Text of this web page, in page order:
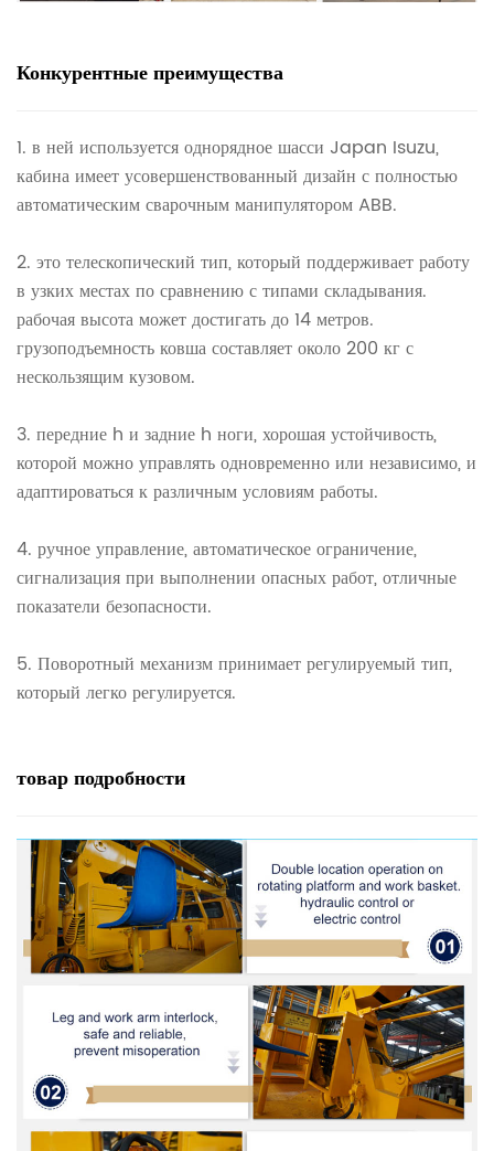
Конкурентные преимущества
1. в ней используется однорядное шасси Japan Isuzu,
кабина имеет усовершенствованный дизайн с полностью
автоматическим сварочным манипулятором ABB.
2. это телескопический тип, который поддерживает работу
в узких местах по сравнению с типами складывания.
рабочая высота может достигать до 14 метров.
грузоподъемность ковша составляет около 200 кг с
нескользящим кузовом.
3. передние h и задние h ноги, хорошая устойчивость,
которой можно управлять одновременно или независимо, и
адаптироваться к различным условиям работы.
4. ручное управление, автоматическое ограничение,
сигнализация при выполнении опасных работ, отличные
показатели безопасности.
5. Поворотный механизм принимает регулируемый тип,
который легко регулируется.
товарподробности